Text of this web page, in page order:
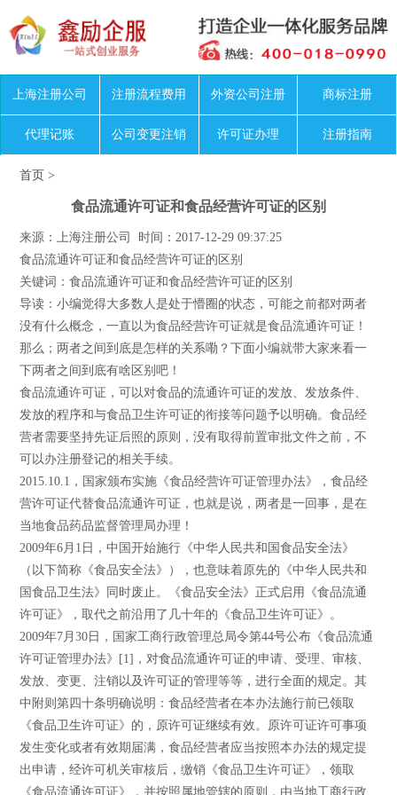
上海注册公司 注册流程费用 外资公司注册 商标注册
代理记账 公司变更注销 许可证办理 注册指南
首页 >
食品流通许可证和食品经营许可证的区别
来源：上海注册公司 时间：2017-12-29 09:37:25
食品流通许可证和食品经营许可证的区别
关键词：食品流通许可证和食品经营许可证的区别
导读：小编觉得大多数人是处于懵圈的状态，可能之前都对两者
没有什么概念，一直以为食品经营许可证就是食品流通许可证！
那么；两者之间到底是怎样的关系嘞？下面小编就带大家来看一
下两者之间到底有啥区别吧！
食品流通许可证，可以对食品的流通许可证的发放、发放条件、
发放的程序和与食品卫生许可证的衔接等问题予以明确。食品经
营者需要坚持先证后照的原则，没有取得前置审批文件之前，不
可以办注册登记的相关手续。
2015.10.1，国家颁布实施《食品经营许可证管理办法》，食品经
营许可证代替食品流通许可证，也就是说，两者是一回事，是在
当地食品药品监督管理局办理！
2009年6月1日，中国开始施行《中华人民共和国食品安全法》
（以下简称《食品安全法》），也意味着原先的《中华人民共和
国食品卫生法》同时废止。《食品安全法》正式启用《食品流通
许可证》，取代之前沿用了几十年的《食品卫生许可证》。
2009年7月30日，国家工商行政管理总局令第44号公布《食品流通
许可证管理办法》[1]，对食品流通许可证的申请、受理、审核、
发放、变更、注销以及许可证的管理等等，进行全面的规定。其
中附则第四十条明确说明：食品经营者在本办法施行前已领取
《食品卫生许可证》的，原许可证继续有效。原许可证许可事项
发生变化或者有效期届满，食品经营者应当按照本办法的规定提
出申请，经许可机关审核后，缴销《食品卫生许可证》，领取
《食品流通许可证》，并按照属地管辖的原则，由当地工商行政